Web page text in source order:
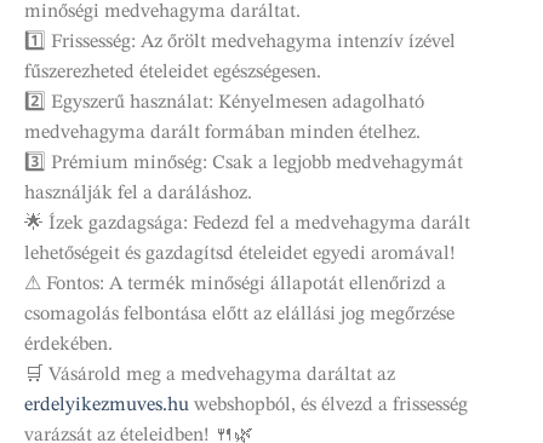
minőségi medvehagyma daráltat.
1️⃣ Frissesség: Az őrölt medvehagyma intenzív ízével
fűszerezheted ételeidet egészségesen.
2️⃣ Egyszerű használat: Kényelmesen adagolható
medvehagyma darált formában minden ételhez.
3️⃣ Prémium minőség: Csak a legjobb medvehagymát
használják fel a daráláshoz.
🌟 Ízek gazdagsága: Fedezd fel a medvehagyma darált
lehetőségeit és gazdagítsd ételeidet egyedi aromával!
⚠ Fontos: A termék minőségi állapotát ellenőrizd a
csomagolás felbontása előtt az elállási jog megőrzése
érdekében.
🛒 Vásárold meg a medvehagyma daráltat az
erdelyikezmuves.hu webshopból, és élvezd a frissesség
varázsát az ételeidben! 🍴🌿